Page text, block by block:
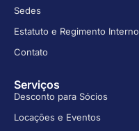
Sedes
Estatuto e Regimento Interno
Contato
Serviços
Desconto para Sócios
Locações e Eventos